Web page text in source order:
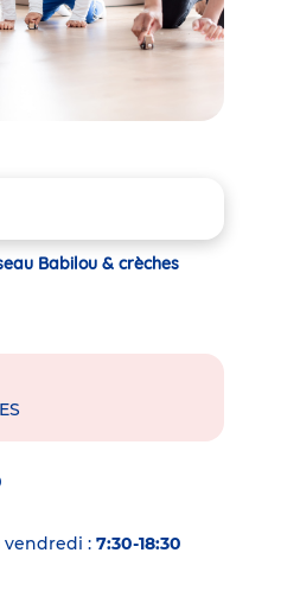
Babilou & crèches
vendredi : 7:30-18:30